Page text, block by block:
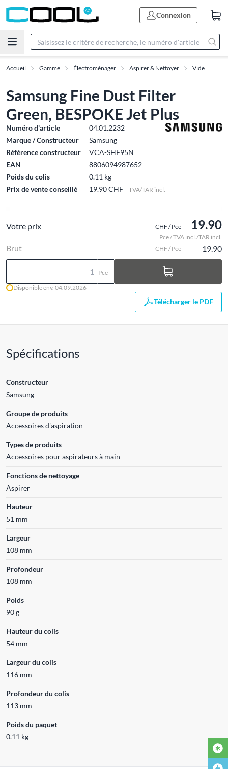
Connexion
Accueil Gamme Électroménager Aspirer & Nettoyer Vide
Samsung Fine Dust Filter
Green, BESPOKE Jet Plus
Numéro d'article
04.01.2232
Marque / Constructeur
Samsung
Référence constructeur
VCA-SHF95N
EAN
8806094987652
Poids du colis
0.11 kg
Prix de vente conseillé
19.90 CHF TVA/TAR incl.
Votre prix CHF / Pce 19.90
Pce / TVA incl./TAR incl.
Brut CHF / Pce 19.90
Pce
Disponible env. 04.09.2026
Télécharger le PDF
Spécifications
Constructeur
Samsung
Groupe de produits
Accessoires d'aspiration
Types de produits
Accessoires pour aspirateurs à main
Fonctions de nettoyage
Aspirer
Hauteur
51 mm
Largeur
108 mm
Profondeur
108 mm
Poids
90 g
Hauteur du colis
54 mm
Largeur du colis
116 mm
Profondeur du colis
113 mm
Poids du paquet
0.11 kg